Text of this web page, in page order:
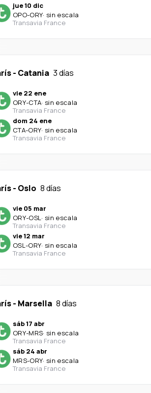
jue 10 dic
OPO-ORY· sin escala
Transavia France
- Catania 3 días
vie 22 ene
ORY-CTA· sin escala
Transavia France
dom 24 ene
CTA-ORY· sin escala
Transavia France
- Oslo 8 días
vie 05 mar
ORY-OSL· sin escala
Transavia France
vie 12 mar
OSL-ORY· sin escala
Transavia France
- Marsella 8 días
sáb 17 abr
ORY-MRS· sin escala
Transavia France
sáb 24 abr
MRS-ORY· sin escala
Transavia France